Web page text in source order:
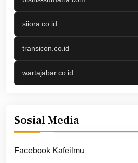
siiora.co.id
transicon.co.id
wartajabar.co.id
Sosial Media
Facebook Kafeilmu